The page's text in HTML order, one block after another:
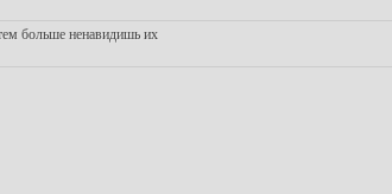
больше ненавидишь их